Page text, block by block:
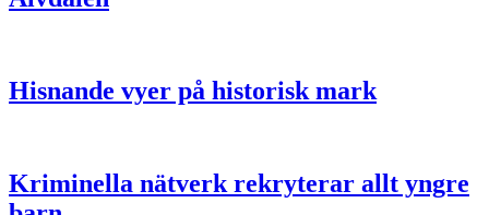
Hisnande vyer på historisk mark
Kriminella nätverk rekryterar allt yngre